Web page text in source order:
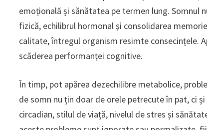
emoțională și sănătatea pe termen lung. Somnul
fizică, echilibrul hormonal și consolidarea
calitate, întregul organism resimte consecințele.
scăderea performanței cognitive.
În timp, pot apărea dezechilibre metabolice,
de somn nu țin doar de orele petrecute în pat, ci
circadian, stilul de viață, nivelul de stres și